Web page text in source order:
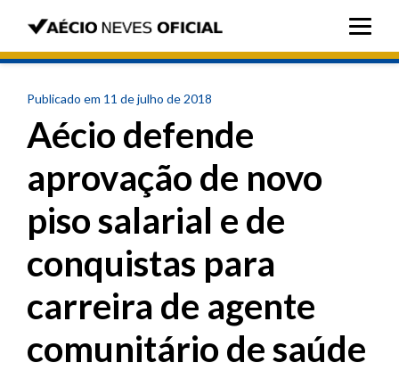
Publicado em 11 de julho de 2018
Aécio defende
aprovação de novo
piso salarial e de
conquistas para
carreira de agente
comunitário de saúde